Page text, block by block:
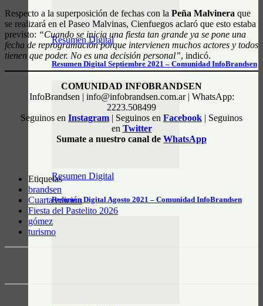
Resumen Digital
Resumen Digital Septiembre 2021 – Comunidad InfoBrandsen
Resumen Digital
Resumen Digital Agosto 2021 – Comunidad InfoBrandsen
Respecto a la superposición de fechas con la Peña Malvinera que
se realizará en el Paseo Malvinas, Cienfuegos aclaró que esto estaba
previsto: “Cuando se inicia una fiesta tan grande ya se pone una
fecha de reprogramación porque intervienen muchos actores y todos
tienen que poder. No es una decisión personal”, indicó.
COMUNIDAD INFOBRANDSEN
InfoBrandsen | info@infobrandsen.com.ar | WhatsApp:
2223.508499
Seguinos en Instagram | Seguinos en Facebook | Seguinos
en Twitter
Sumate a nuestro canal de WhatsApp
Etiquetas
brandsen
Cuarta edición
Fiesta del Pastelito 2026
gómez
turismo